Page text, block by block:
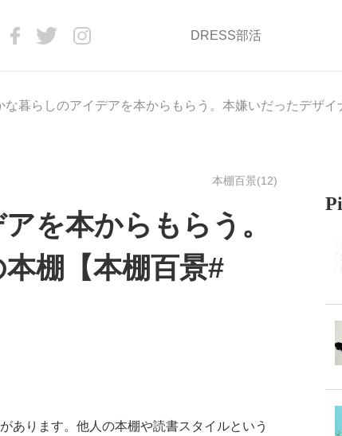
DRESS部活
な暮らしのアイデアを本からもらう。本嫌いだったデザイ
本棚百景(12)
を本からもらう。
棚【本棚百景#
あります。他人の本棚や読書スタイルという